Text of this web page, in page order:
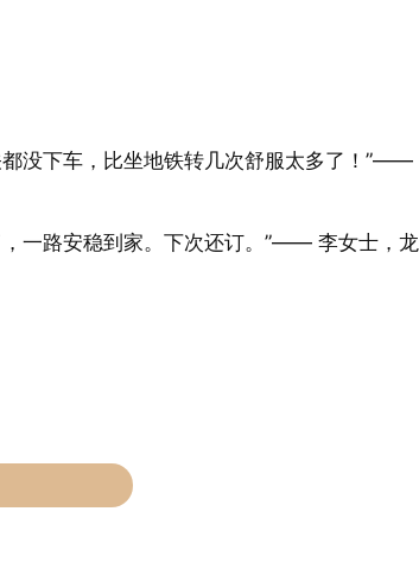
没下车，比坐地铁转几次舒服太多了！”——
一路安稳到家。下次还订。”—— 李女士，龙